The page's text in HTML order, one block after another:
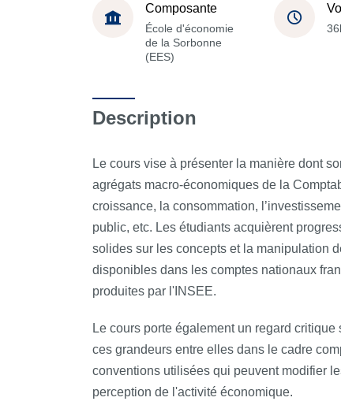
Composante
École d'économie
de la Sorbonne
(EES)
Description
Le cours vise à présenter la manière dont
agrégats macro-économiques de la
croissance, la consommation,
public, etc. Les étudiants acquièrent
solides sur les concepts et la manipulation
disponibles dans les comptes nationaux
produites par l'INSEE.
Le cours porte également un regard
ces grandeurs entre elles dans le cadre
conventions utilisées qui peuvent modifier
perception de l'activité économique.